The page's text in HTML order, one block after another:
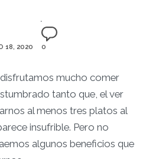
18, 2020 0
mucho comer
tanto que, el ver
al menos tres platos al
insufrible. Pero no
algunos beneficios que